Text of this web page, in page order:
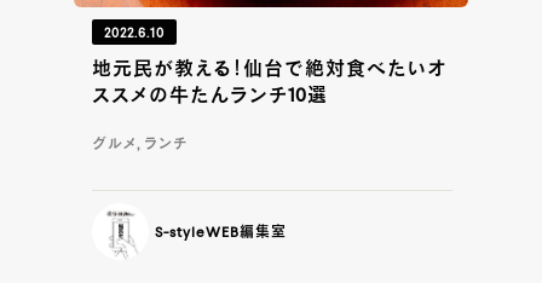
2022.6.10
地元民が教える！仙台で絶対食べたいオ
ススメの牛たんランチ10選
グルメ, ランチ
S-styleWEB編集室